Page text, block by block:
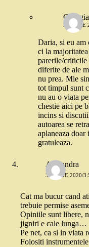
31 IULIE
Daria, si eu am
ci la
parerile/criticile
diferite de ale
nu prea. Mie
tot timpul sunt
nu au o viata
chestie aici pe
incins si
autoarea se
aplaneaza doar
gratuleaza.
Alexandra
31 IULIE 2020/
Cat ma bucur cand
trebuie permise
Opiniile sunt libere,
jigniri e cale lunga…
Pe net, ca si in viata
Folositi